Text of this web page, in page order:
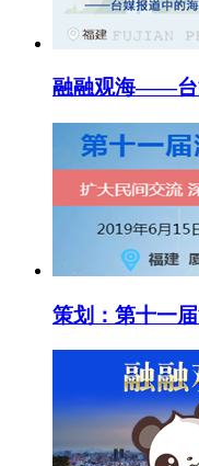
融融观海——台
策划：第十一